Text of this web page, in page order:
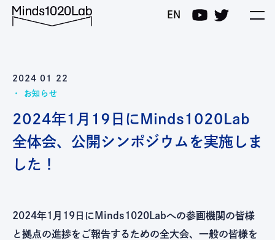
Minds1020Lab｜
EN
2024 01 22
お知らせ
2024年1月19日にMinds1020Lab
全体会、公開シンポジウムを実施しま
した！
2024年1月19日にMinds1020Labへの参画機関の皆様
と拠点の進捗をご報告するための全大会、一般の皆様を